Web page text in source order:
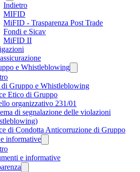
Indietro
MIFID
MiFID - Trasparenza Post Trade
Fondi e Sicav
MiFID II
e Whistleblowing
di Gruppo e Whistleblowing
Etico di Gruppo
organizzativo 231/01
di segnalazione delle violazioni
di Condotta Anticorruzione di Gruppo
informative
e informative